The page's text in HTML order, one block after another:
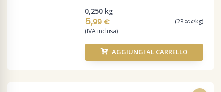
0,250 kg
5,99 € (23,96 €/kg)
(IVA inclusa)
AGGIUNGI AL CARRELLO